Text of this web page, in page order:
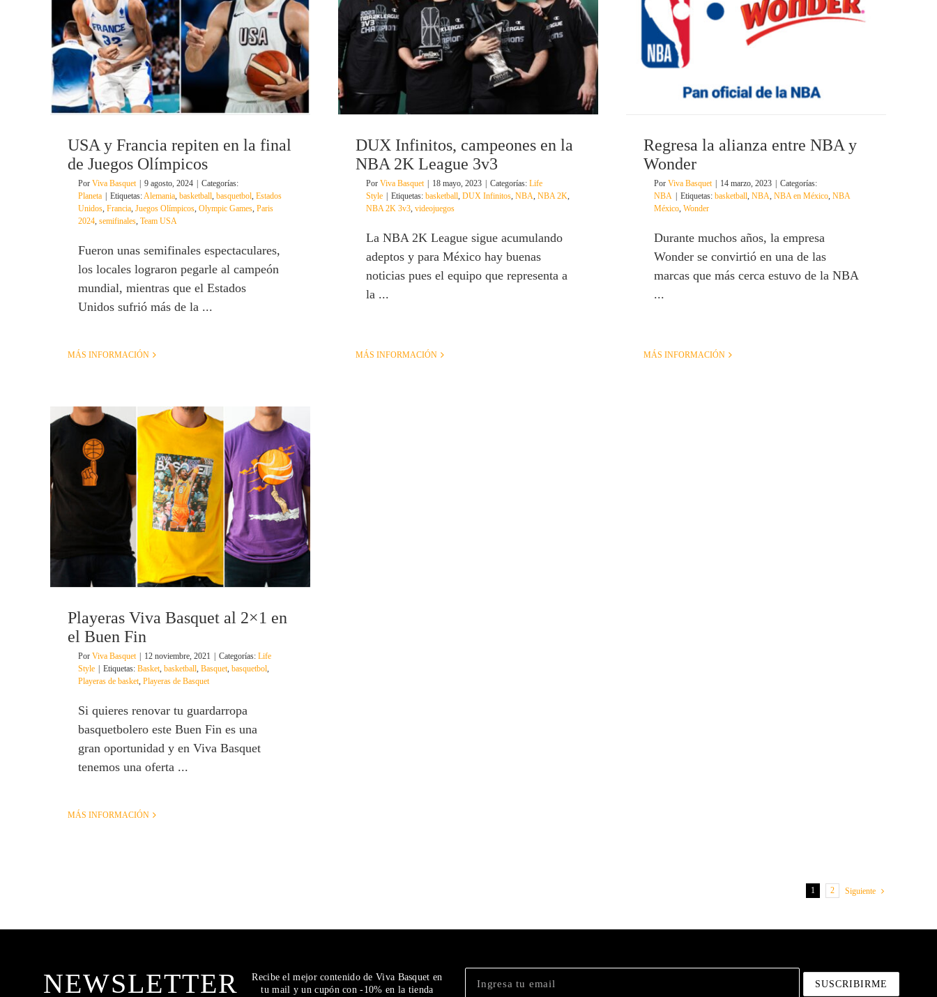
USA y Francia repiten en la final
de Juegos Olímpicos
Por Viva Basquet 9 agosto, 2024
Categorías:
Planeta
Etiquetas:Alemania, basketball, basquetbol, Estados
Unidos, Francia, Juegos Olímpicos, Olympic Games, Paris
2024, semifinales, Team USA
Fueron unas semifinales espectaculares,
los locales lograron pegarle al campeón
mundial, mientras que el Estados
Unidos sufrió más de la ...
MÁS INFORMACIÓN
DUX Infinitos, campeones en la
NBA 2K League 3v3
Por Viva Basquet 18 mayo, 2023 Categorías: Life
Style
Etiquetas: basketball, DUX Infinitos, NBA, NBA 2K,
NBA 2K 3v3, videojuegos
La NBA 2K League sigue acumulando
adeptos y para México hay buenas
noticias pues el equipo que representa a
la ...
MÁS INFORMACIÓN
Regresa la alianza entre NBA y
Wonder
Por Viva Basquet 14 marzo, 2023
Categorías:
NBA
Etiquetas: basketball, NBA, NBA en México, NBA
México, Wonder
Durante muchos años, la empresa
Wonder se convirtió en una de las
marcas que más cerca estuvo de la NBA
...
MÁS INFORMACIÓN
Playeras Viva Basquet al 2×1 en
el Buen Fin
Por Viva Basquet 12 noviembre, 2021 Categorías: Life
Style
Etiquetas: Basket, basketball, Basquet, basquetbol,
Playeras de basket, Playeras de Basquet
Si quieres renovar tu guardarropa
basquetbolero este Buen Fin es una
gran oportunidad y en Viva Basquet
tenemos una oferta ...
MÁS INFORMACIÓN
1 2 Siguiente
NEWSLETTER
Recibe el mejor contenido de Viva Basquet en
tu mail y un cupón con -10% en la tienda